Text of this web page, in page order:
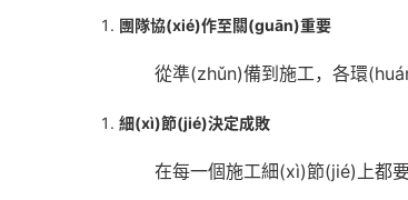
團隊協(xié)作至關(guān)重要
從準(zhǔn)備到施工，各環
細(xì)節(jié)決定成敗
在每一個施工細(xì)節(jié)上都